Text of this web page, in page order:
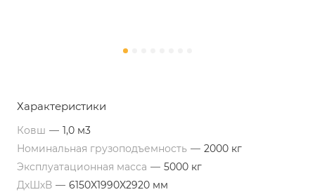
Характеристики
Ковш — 1,0 м3
Номинальная грузоподъемность — 2000 кг
Эксплуатационная масса — 5000 кг
ДхШхВ — 6150X1990X2920 мм